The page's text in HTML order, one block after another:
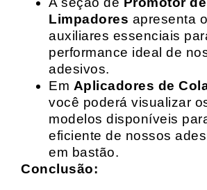
Limpadores apresenta
auxiliares essenciais
performance ideal de
adesivos.
Em Aplicadores de
você poderá visualizar
modelos disponíveis
eficiente de nossos
em bastão.
Conclusão: